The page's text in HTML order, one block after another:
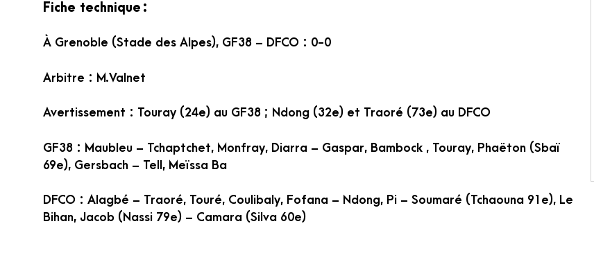
Fiche technique :
À Grenoble (Stade des Alpes), GF38 – DFCO : 0-0
Arbitre : M.Valnet
Avertissement : Touray (24e) au GF38 ; Ndong (32e) et Traoré (73e) au DFCO
GF38 : Maubleu – Tchaptchet, Monfray, Diarra – Gaspar, Bambock , Touray, Phaëton (Sbaï
69e), Gersbach – Tell, Meïssa Ba
DFCO : Alagbé – Traoré, Touré, Coulibaly, Fofana – Ndong, Pi – Soumaré (Tchaouna 91e), Le
Bihan, Jacob (Nassi 79e) – Camara (Silva 60e)